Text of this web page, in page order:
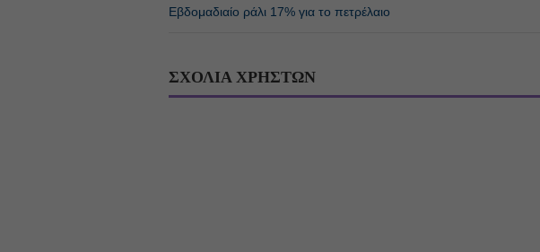
Εβδομαδιαίο ράλι 17% για το πετρέλαιο
ΣΧΟΛΙΑ ΧΡΗΣΤΩΝ